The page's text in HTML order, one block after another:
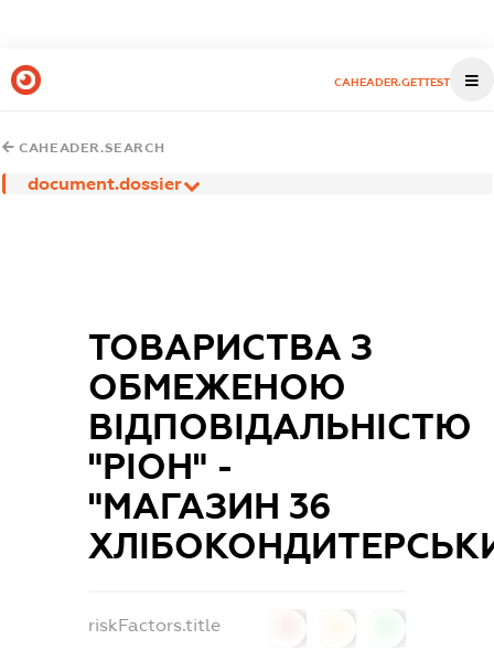
CAHEADER.GETTEST
CAHEADER.SEARCH
document.dossier
ТОВАРИСТВА З
ОБМЕЖЕНОЮ
ВІДПОВІДАЛЬНІСТЮ
"РІОН" -
"МАГАЗИН 36
riskFactors.title